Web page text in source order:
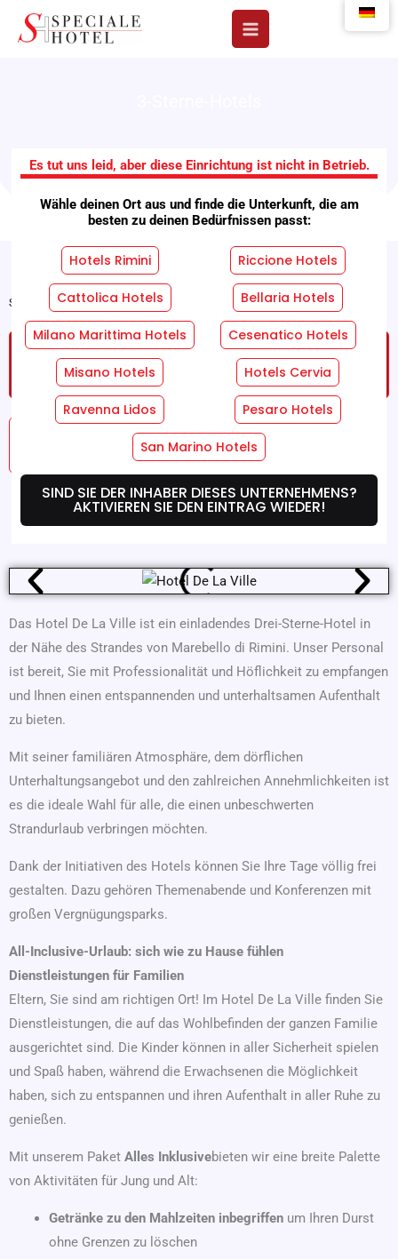
Inhalt
Es tut uns leid, aber diese Einrichtung ist nicht in Betrieb.
Wähle deinen Ort aus und finde die Unterkunft, die am
besten zu deinen Bedürfnissen passt:
Hotels Rimini Riccione Hotels
Cattolica Hotels Bellaria Hotels
Milano Marittima Hotels Cesenatico Hotels
Misano Hotels Hotels Cervia
Ravenna Lidos Pesaro Hotels
San Marino Hotels
SIND SIE DER INHABER DIESES UNTERNEHMENS?
AKTIVIEREN SIE DEN EINTRAG WIEDER!
Hotel De La Ville
Startseite "Einrichtungen" Hotel De La Ville
FORDERN SIE EIN KOSTENLOSES UND
UNVERBINDLICHES ANGEBOT AN!
Dienstleistungen
Zimmer-Dienste
Wo Wir Sind Angebote
Das Hotel De La Ville ist ein einladendes Drei-Sterne-Hotel in
der Nähe des Strandes von Marebello di Rimini. Unser Personal
ist bereit, Sie mit Professionalität und Höflichkeit zu empfangen
und Ihnen einen entspannenden und unterhaltsamen Aufenthalt
zu bieten.
Mit seiner familiären Atmosphäre, dem dörflichen
Unterhaltungsangebot und den zahlreichen Annehmlichkeiten ist
es die ideale Wahl für alle, die einen unbeschwerten
Strandurlaub verbringen möchten.
Dank der Initiativen des Hotels können Sie Ihre Tage völlig frei
gestalten. Dazu gehören Themenabende und Konferenzen mit
großen Vergnügungsparks.
All-Inclusive-Urlaub: sich wie zu Hause fühlen
Dienstleistungen für Familien
Eltern, Sie sind am richtigen Ort! Im Hotel De La Ville finden Sie
Dienstleistungen, die auf das Wohlbefinden der ganzen Familie
ausgerichtet sind. Die Kinder können in aller Sicherheit spielen
und Spaß haben, während die Erwachsenen die Möglichkeit
haben, sich zu entspannen und ihren Aufenthalt in aller Ruhe zu
genießen.
Mit unserem Paket Alles Inklusivebieten wir eine breite Palette
von Aktivitäten für Jung und Alt:
Getränke zu den Mahlzeiten inbegriffen um Ihren Durst
ohne Grenzen zu löschen